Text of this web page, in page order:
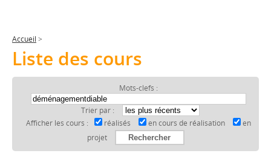
Accueil >
Liste des cours
Mots-clefs :
Trier par :
Afficher les cours :
réalisés en cours de réalisation
en
projet